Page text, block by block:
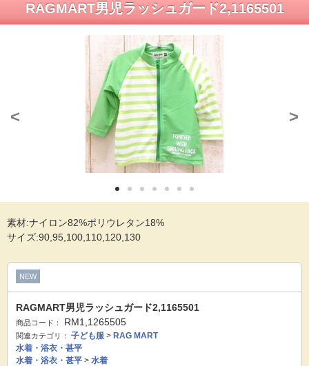
RAGMART男児ラッシュガード2,1165501
< >
素材:ナイロン82%ポリウレタン18%
サイズ:90,95,100,110,120,130
NEW
RAGMART男児ラッシュガード2,1165501
商品コード： RM1,1265505
関連カテゴリ： 子ども服 > RAG MART
水着・浴衣・甚平
水着・浴衣・甚平 > 水着